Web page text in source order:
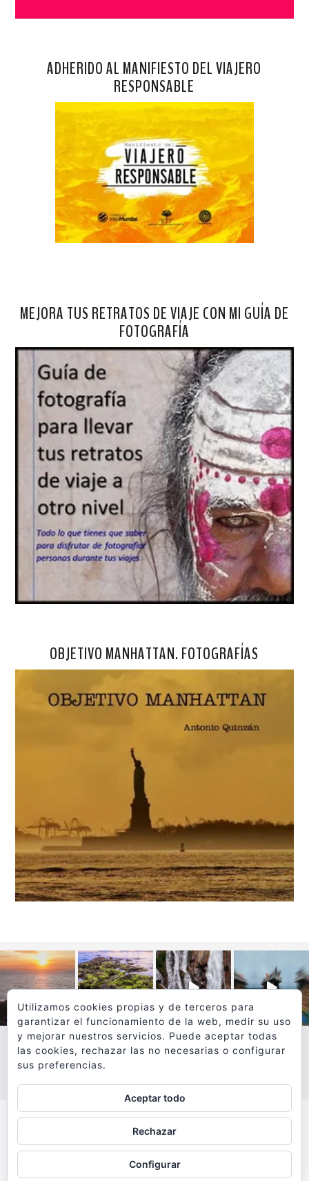
ADHERIDO AL MANIFIESTO DEL VIAJERO
RESPONSABLE
MEJORA TUS RETRATOS DE VIAJE CON MI GUÍA DE
FOTOGRAFÍA
OBJETIVO MANHATTAN. FOTOGRAFÍAS
VER MÁS
Todos los textos y fotografías de
www.viajesyfotografia.comson propiedad de su autor
y están protegidos por © Copyright
Utilizamos cookies propias y de terceros para
garantizar el funcionamiento de la web, medir su uso
y mejorar nuestros servicios. Puede aceptar todas
las cookies, rechazar las no necesarias o configurar
sus preferencias.
Aceptar todo
Rechazar
Configurar